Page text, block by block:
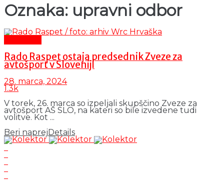
Oznaka: upravni odbor
Rado Raspet ostaja predsednik Zveze za
avtošport v Sloveniji
28. marca, 2024
1.3k
V torek, 26. marca so izpeljali skupščino Zveze za
avtošport AŠ SLO, na kateri so bile izvedene tudi
volitve. Kot ...
Beri naprej Details